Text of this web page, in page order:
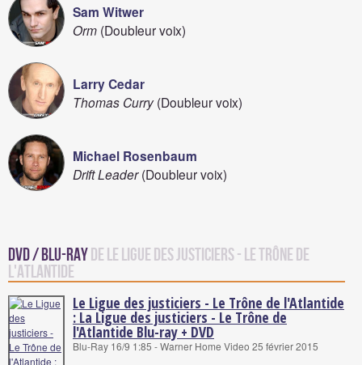
Sam Witwer
Orm (Doubleur voix)
Larry Cedar
Thomas Curry(Doubleur voix)
Michael Rosenbaum
Drift Leader(Doubleur voix)
DVD / Blu-Rayde Le Ligue des justiciers - Le Trône de
l'Atlantide
Le Ligue des justiciers - Le Trône de l'Atlantide
: La Ligue des justiciers - Le Trône de
l'Atlantide Blu-ray + DVD
Blu-Ray 16/9 1:85 - Warner Home Video 25 février 2015